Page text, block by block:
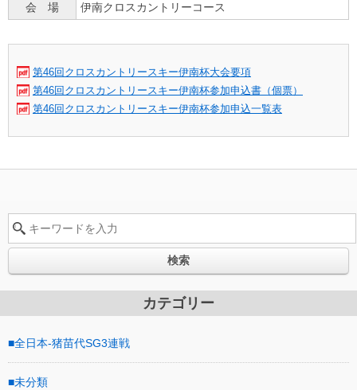
会 場
伊南クロスカントリーコース
第46回クロスカントリースキー伊南杯大会要項
第46回クロスカントリースキー伊南杯参加申込書（個票）
第46回クロスカントリースキー伊南杯参加申込一覧表
検索
カテゴリー
全日本-猪苗代SG3連戦
未分類